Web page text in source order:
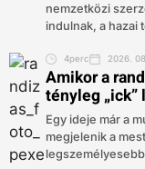
nemzetközi
indulnak, a hazai
4perc 2026.
Amikor a
tényleg „ick”
Egy ideje már a
megjelenik a